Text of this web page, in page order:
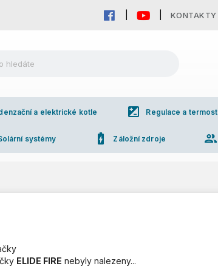
KONTAKTY
a elektrické kotle iso Regulace a
systémy battery_charging_full Záložní zdroje group
ELIDE FIRE nebyly nalezeny...